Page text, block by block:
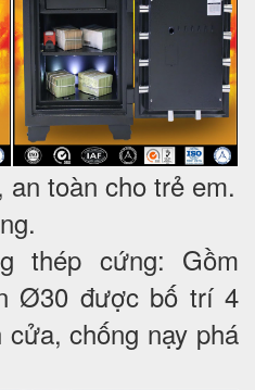
an toàn cho trẻ em.
thép cứng: Gồm
Ø30 được bố trí 4
chống nạy phá